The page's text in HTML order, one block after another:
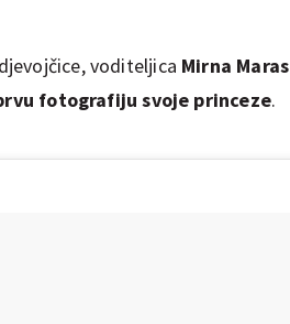
voditeljica Mirna Maras
fotografiju svoje princeze.